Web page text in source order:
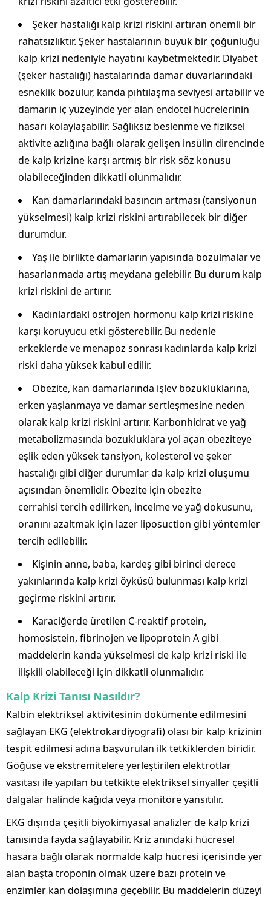
Şeker hastalığı kalp krizi riskini artıran önemli bir
rahatsızlıktır. Şeker hastalarının büyük bir çoğunluğu
kalp krizi nedeniyle hayatını kaybetmektedir. Diyabet
(şeker hastalığı) hastalarında damar duvarlarındaki
esneklik bozulur, kanda pıhtılaşma seviyesi artabilir ve
damarın iç yüzeyinde yer alan endotel hücrelerinin
hasarı kolaylaşabilir. Sağlıksız beslenme ve fiziksel
aktivite azlığına bağlı olarak gelişen insülin direncinde
de kalp krizine karşı artmış bir risk söz konusu
olabileceğinden dikkatli olunmalıdır.
Kan damarlarındaki basıncın artması (tansiyonun
yükselmesi) kalp krizi riskini artırabilecek bir diğer
durumdur.
Yaş ile birlikte damarların yapısında bozulmalar ve
hasarlanmada artış meydana gelebilir. Bu durum kalp
krizi riskini de artırır.
Kadınlardaki östrojen hormonu kalp krizi riskine
karşı koruyucu etki gösterebilir. Bu nedenle
erkeklerde ve menapoz sonrası kadınlarda kalp krizi
riski daha yüksek kabul edilir.
Obezite, kan damarlarında işlev bozukluklarına,
erken yaşlanmaya ve damar sertleşmesine neden
olarak kalp krizi riskini artırır. Karbonhidrat ve yağ
metabolizmasında bozukluklara yol açan obeziteye
eşlik eden yüksek tansiyon, kolesterol ve şeker
hastalığı gibi diğer durumlar da kalp krizi oluşumu
açısından önemlidir. Obezite için obezite
cerrahisi tercih edilirken, incelme ve yağ dokusunu,
oranını azaltmak için lazer liposuction gibi yöntemler
tercih edilebilir.
Kişinin anne, baba, kardeş gibi birinci derece
yakınlarında kalp krizi öyküsü bulunması kalp krizi
geçirme riskini artırır.
Karaciğerde üretilen C-reaktif protein,
homosistein, fibrinojen ve lipoprotein A gibi
maddelerin kanda yükselmesi de kalp krizi riski ile
ilişkili olabileceği için dikkatli olunmalıdır.
Kalp Krizi Tanısı Nasıldır?
Kalbin elektriksel aktivitesinin dökümente edilmesini
sağlayan EKG (elektrokardiyografi) olası bir kalp krizinin
tespit edilmesi adına başvurulan ilk tetkiklerden biridir.
Göğüse ve ekstremitelere yerleştirilen elektrotlar
vasıtası ile yapılan bu tetkikte elektriksel sinyaller çeşitli
dalgalar halinde kağıda veya monitöre yansıtılır.
EKG dışında çeşitli biyokimyasal analizler de kalp krizi
tanısında fayda sağlayabilir. Kriz anındaki hücresel
hasara bağlı olarak normalde kalp hücresi içerisinde yer
alan başta troponin olmak üzere bazı protein ve
enzimler kan dolaşımına geçebilir. Bu maddelerin düzeyi